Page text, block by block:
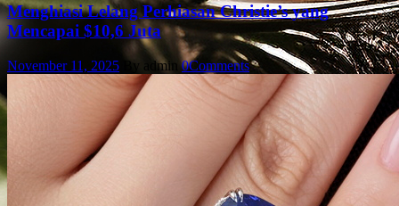
Menghiasi Lelang Perhiasan Christie’s yang
Mencapai $10,6 Juta
November 11, 2025 By admin 0Comments